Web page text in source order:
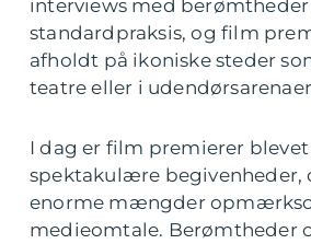
interviews med
standardpraksis, og film
afholdt på ikoniske steder
teatre eller i
I dag er film premierer
spektakulære
enorme mængder
medieomtale. Berømtheder